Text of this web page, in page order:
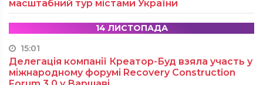
масштабний тур містами України
14 ЛИСТОПАДА
15:01
Делегація компанії Креатор-Буд взяла участь у
міжнародному форумі Recovery Construction